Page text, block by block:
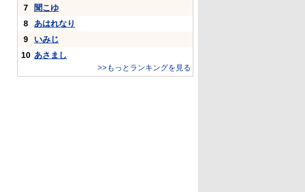
7
聞こゆ
8
あはれなり
9
いみじ
10 あさまし
>>もっとランキングを見る